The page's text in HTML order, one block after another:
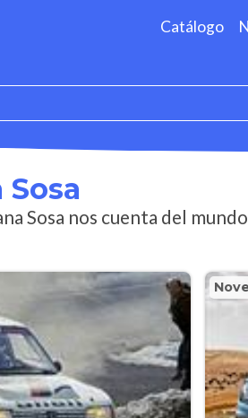
Catálogo
Sosa
Sosa nos cuenta del